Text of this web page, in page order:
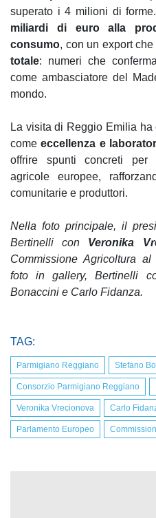
superato i 4 milioni di
miliardi di euro alla
consumo, con un export
totale: numeri che
come ambasciatore del
mondo.
La visita di Reggio Emilia
comeeccellenza e
offrire spunti concreti per
agricole europee,
comunitarie e produttori.
Nella foto principale, il
Bertinelli con Veronika
Commissione Agricoltura
foto in gallery, Bertinelli
Bonaccini e Carlo Fidanza.
TAG:
Parmigiano Reggiano Stefano
Consorzio Parmigiano Reggiano
Veronika Vrecionova Carlo
Parlamento Europeo